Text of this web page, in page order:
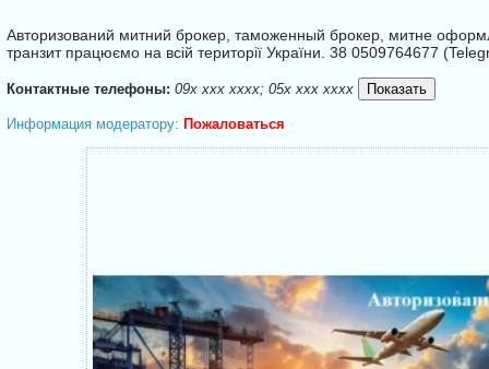
Авторизований митний брокер, таможенный брокер, митне
транзит працюємо на всій території України. 38 0509764677
Контактные телефоны: 09x xxx xxxx; 05x xxx xxxx
Информация модератору: Пожаловаться